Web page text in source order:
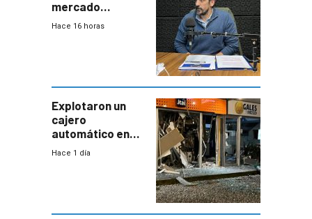
mercado
uruguayo y Antel
con mayor
miedo”
Hace 16 horas
Explotaron un
cajero
automático en
Parque Miramar;
Hace 1 día